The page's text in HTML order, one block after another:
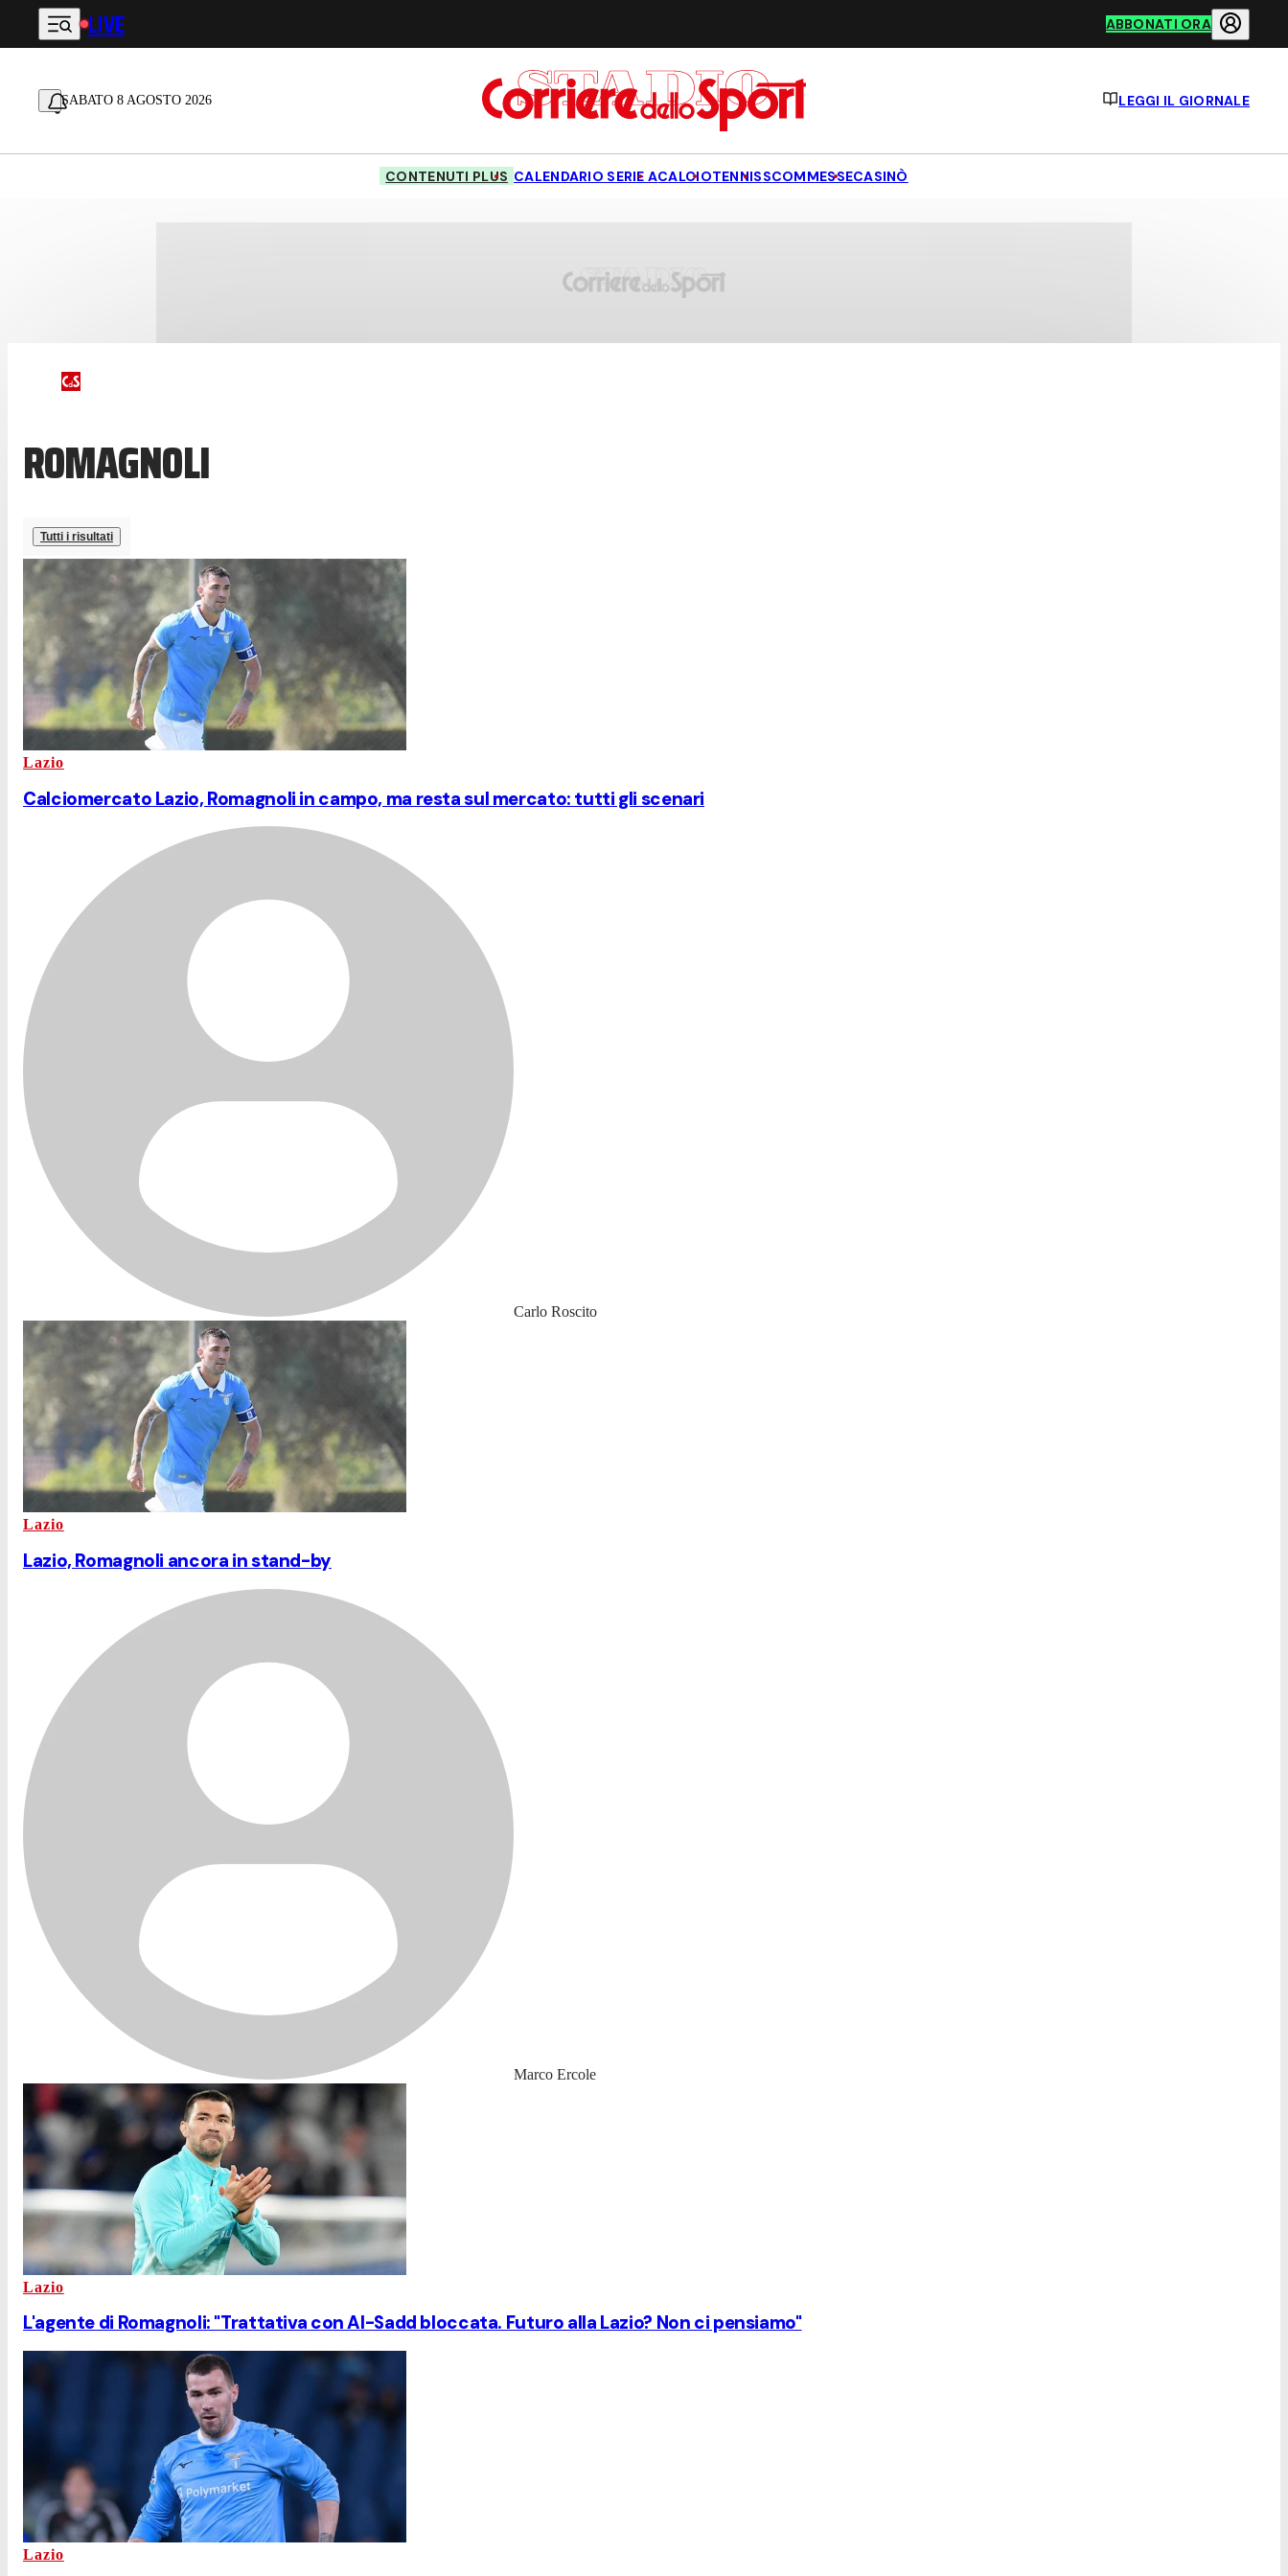
Vai al contenuto principale
LIVE ABBONATI ORA
SABATO 8 AGOSTO 2026 LEGGI IL GIORNALE
CONTENUTI PLUS CALENDARIO SERIE ACALCIOTENNISSCOMMESSECASINÒ
ROMAGNOLI
Tutti i risultati
Lazio
Calciomercato Lazio, Romagnoli in campo, ma resta sul mercato: tutti gli scenari
Carlo Roscito
Lazio
Lazio, Romagnoli ancora in stand-by
Marco Ercole
Lazio
L'agente di Romagnoli: "Trattativa con Al-Sadd bloccata. Futuro alla Lazio? Non ci pensiamo"
Lazio